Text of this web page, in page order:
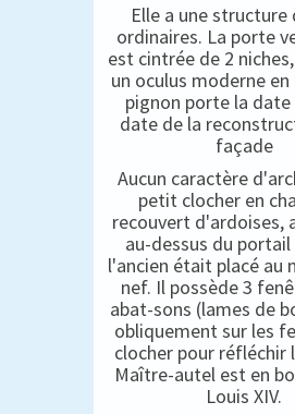
Elle a une structure
ordinaires. La porte
est cintrée de 2
un oculus moderne
pignon porte la date
date de la
façade
Aucun caractère
petit clocher en
recouvert d'ardoises,
au-dessus du portail
l'ancien était placé au
nef. Il possède 3
abat-sons (lames de
obliquement sur les
clocher pour réfléchir
Maître-autel est en
Louis XIV.